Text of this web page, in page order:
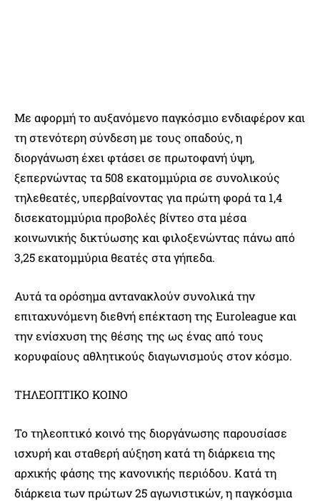
Με αφορμή το αυξανόμενο παγκόσμιο ενδιαφέρον και
τη στενότερη σύνδεση με τους οπαδούς, η
διοργάνωση έχει φτάσει σε πρωτοφανή ύψη,
ξεπερνώντας τα 508 εκατομμύρια σε συνολικούς
τηλεθεατές, υπερβαίνοντας για πρώτη φορά τα 1,4
δισεκατομμύρια προβολές βίντεο στα μέσα
κοινωνικής δικτύωσης και φιλοξενώντας πάνω από
3,25 εκατομμύρια θεατές στα γήπεδα.
Αυτά τα ορόσημα αντανακλούν συνολικά την
επιταχυνόμενη διεθνή επέκταση της Euroleague και
την ενίσχυση της θέσης της ως ένας από τους
κορυφαίους αθλητικούς διαγωνισμούς στον κόσμο.
ΤΗΛΕΟΠΤΙΚΟ ΚΟΙΝΟ
Το τηλεοπτικό κοινό της διοργάνωσης παρουσίασε
ισχυρή και σταθερή αύξηση κατά τη διάρκεια της
αρχικής φάσης της κανονικής περιόδου. Κατά τη
διάρκεια των πρώτων 25 αγωνιστικών, η παγκόσμια